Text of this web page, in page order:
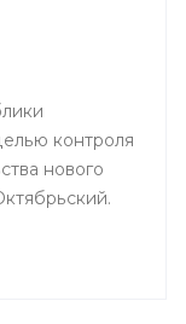
контроля
нового